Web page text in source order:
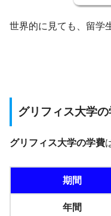
世界的に見ても、留学
グリフィス大学
グリフィス大学の学費
期間
年間